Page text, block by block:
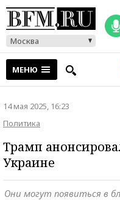
Москва
МЕНЮ
14 мая 2025, 16:23
Политика
Трамп
Украине
Они могут появиться в